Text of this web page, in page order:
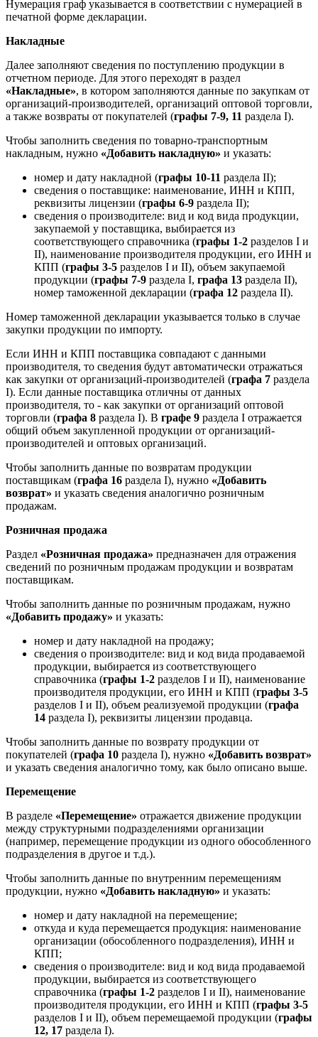
Нумерация граф указывается в соответствии с нумерацией в
печатной форме декларации.
Накладные
Далее заполняют сведения по поступлению продукции в
отчетном периоде. Для этого переходят в раздел
«Накладные», в котором заполняются данные по закупкам от
организаций-производителей, организаций оптовой торговли,
а также возвраты от покупателей (графы 7-9, 11 раздела I).
Чтобы заполнить сведения по товарно-транспортным
накладным, нужно «Добавить накладную» и указать:
номер и дату накладной (графы 10-11 раздела II);
сведения о поставщике: наименование, ИНН и КПП,
реквизиты лицензии (графы 6-9 раздела II);
сведения о производителе: вид и код вида продукции,
закупаемой у поставщика, выбирается из
соответствующего справочника (графы 1-2 разделов I и
II), наименование производителя продукции, его ИНН и
КПП (графы 3-5 разделов I и II), объем закупаемой
продукции (графы 7-9 раздела I, графа 13 раздела II),
номер таможенной декларации (графа 12 раздела II).
Номер таможенной декларации указывается только в случае
закупки продукции по импорту.
Если ИНН и КПП поставщика совпадают с данными
производителя, то сведения будут автоматически отражаться
как закупки от организаций-производителей (графа 7 раздела
I). Если данные поставщика отличны от данных
производителя, то - как закупки от организаций оптовой
торговли (графа 8 раздела I). В графе 9 раздела I отражается
общий объем закупленной продукции от организаций-
производителей и оптовых организаций.
Чтобы заполнить данные по возвратам продукции
поставщикам (графа 16 раздела I), нужно «Добавить
возврат» и указать сведения аналогично розничным
продажам.
Розничная продажа
Раздел «Розничная продажа» предназначен для отражения
сведений по розничным продажам продукции и возвратам
поставщикам.
Чтобы заполнить данные по розничным продажам, нужно
«Добавить продажу» и указать:
номер и дату накладной на продажу;
сведения о производителе: вид и код вида продаваемой
продукции, выбирается из соответствующего
справочника (графы 1-2 разделов I и II), наименование
производителя продукции, его ИНН и КПП (графы 3-5
разделов I и II), объем реализуемой продукции (графа
14 раздела I), реквизиты лицензии продавца.
Чтобы заполнить данные по возврату продукции от
покупателей (графа 10 раздела I), нужно «Добавить возврат»
и указать сведения аналогично тому, как было описано выше.
Перемещение
В разделе «Перемещение» отражается движение продукции
между структурными подразделениями организации
(например, перемещение продукции из одного обособленного
подразделения в другое и т.д.).
Чтобы заполнить данные по внутренним перемещениям
продукции, нужно «Добавить накладную» и указать:
номер и дату накладной на перемещение;
откуда и куда перемещается продукция: наименование
организации (обособленного подразделения), ИНН и
КПП;
сведения о производителе: вид и код вида продаваемой
продукции, выбирается из соответствующего
справочника (графы 1-2 разделов I и II), наименование
производителя продукции, его ИНН и КПП (графы 3-5
разделов I и II), объем перемещаемой продукции (графы
12, 17 раздела I).